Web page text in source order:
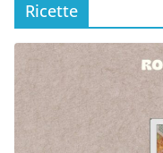
Ricette